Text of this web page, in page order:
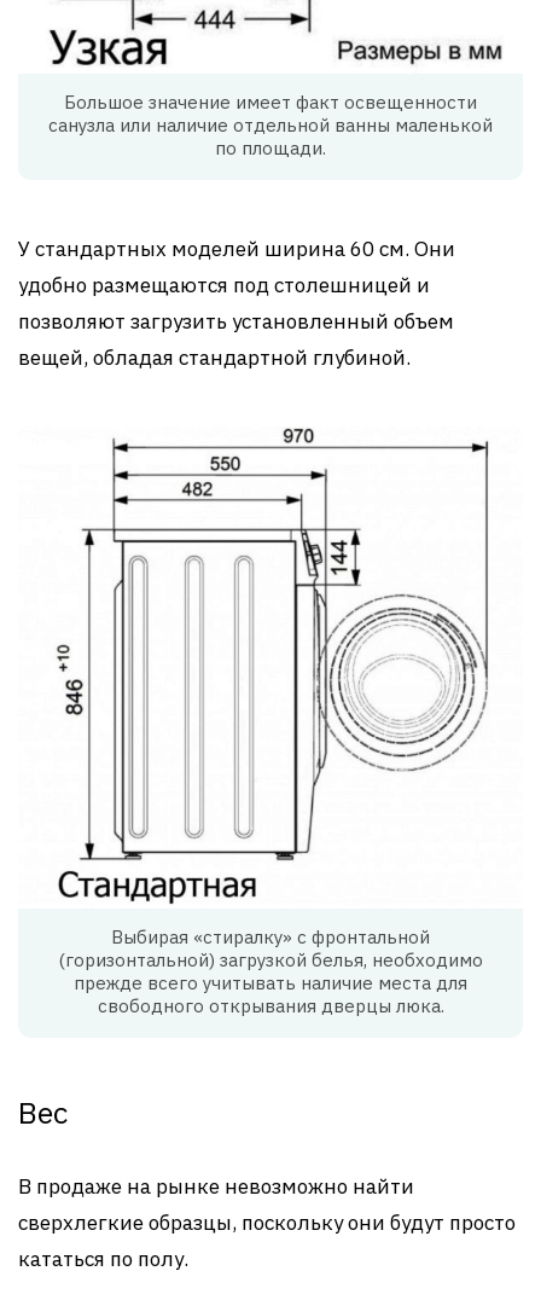
Большое значение имеет факт освещенности
санузла или наличие отдельной ванны маленькой
по площади.
У стандартных моделей ширина 60 см. Они
удобно размещаются под столешницей и
позволяют загрузить установленный объем
вещей, обладая стандартной глубиной.
Выбирая «стиралку» с фронтальной
(горизонтальной) загрузкой белья, необходимо
прежде всего учитывать наличие места для
свободного открывания дверцы люка.
Вес
В продаже на рынке невозможно найти
сверхлегкие образцы, поскольку они будут просто
кататься по полу.